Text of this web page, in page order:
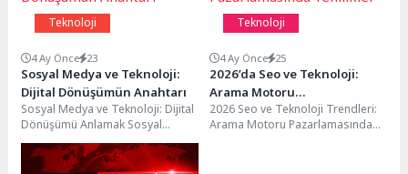
Teknoloji
4 Ay Önce 23
Sosyal Medya ve Teknoloji:
Dijital Dönüşümün Anahtarı
Sosyal Medya ve Teknoloji: Dijital
Dönüşümü Anlamak Sosyal
medya ve teknoloji, günümüzde
dijital dönüşümün temel...
Teknoloji
4 Ay Önce 25
2026’da Seo ve Teknoloji:
Arama Motoru
Pazarlamasında Yenilikler
2026 Seo ve Teknoloji Trendleri:
Arama Motoru Pazarlamasında